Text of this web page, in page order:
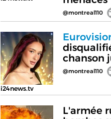
@montreal110
i24news.tv
chanson
@montreal110
L'armée